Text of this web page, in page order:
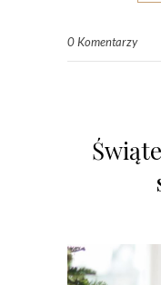
0 Komentarzy